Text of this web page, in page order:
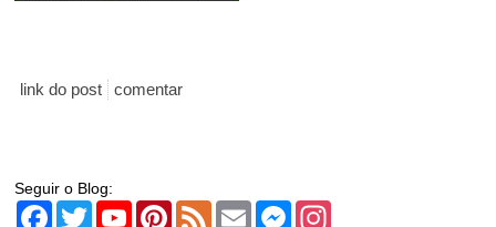
link do post comentar
Seguir o Blog:
Facebook
TwitterYouTubePinterest
Feed Email Messenger